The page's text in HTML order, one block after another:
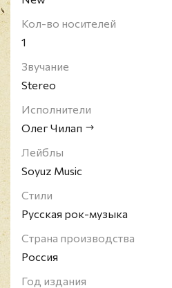
Кол-во носителей
1
Звучание
Stereo
Исполнители
Олег Чилап
Лейблы
Soyuz Music
Стили
Русская рок-музыка
Страна производства
Россия
Год издания